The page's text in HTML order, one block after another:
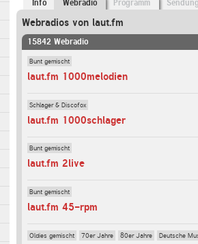
Info Webradio Programm
Webradios von laut.fm
15842 Webradio
Bunt gemischt
laut.fm 1000melodien
Schlager & Discofox
laut.fm 1000schlager
Bunt gemischt
laut.fm 2live
Bunt gemischt
laut.fm 45-rpm
Oldies gemischt 70er Jahre 80er Jahre Deutsche